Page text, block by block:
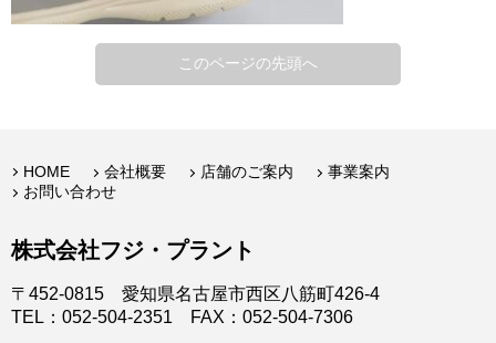
このページの先頭へ
HOME 会社概要 店舗のご案内
事業案内
お問い合わせ
株式会社フジ・プラント
〒452-0815 愛知県名古屋市西区八筋町426-4
TEL：052-504-2351 FAX：052-504-7306